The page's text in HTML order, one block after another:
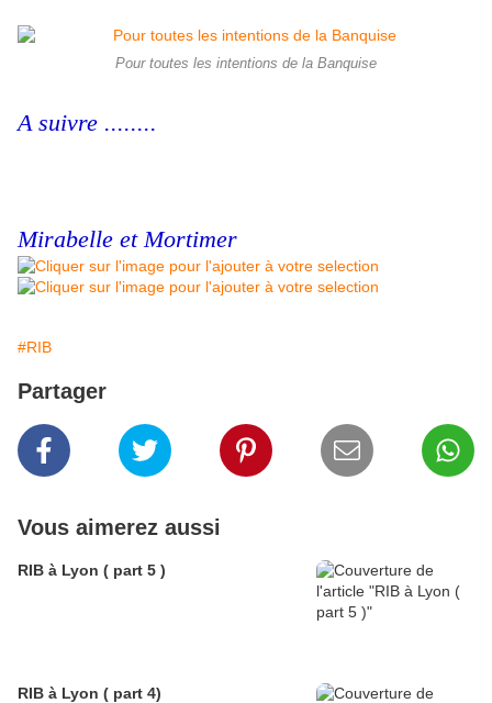
Pour toutes les intentions de la Banquise
A suivre ........
Mirabelle et Mortimer
#RIB
Partager
Vous aimerez aussi
RIB à Lyon ( part 5 )
RIB à Lyon ( part 4)